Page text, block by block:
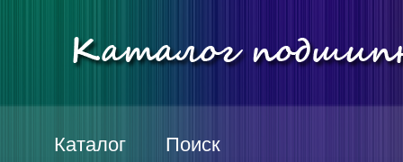
Каталог Поиск